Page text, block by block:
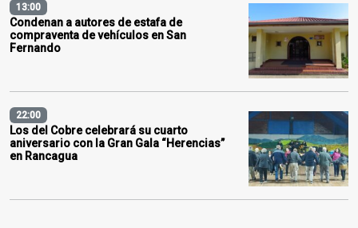
13:00
Condenan a autores de estafa de
compraventa de vehículos en San
Fernando
22:00
Los del Cobre celebrará su cuarto
aniversario con la Gran Gala “Herencias”
en Rancagua